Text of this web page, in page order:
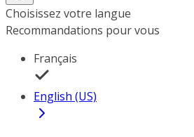
Choisissez votre langue
Recommandations pour vous
Français
English (US)